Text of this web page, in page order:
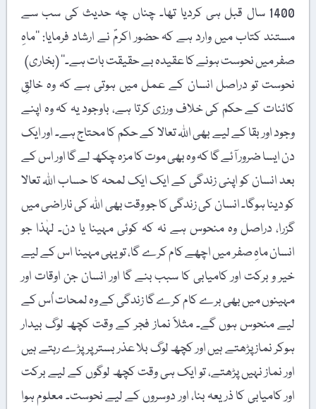
1400 سال قبل ہی کردیا تھا۔ چناں چہ حدیث کی سب سے
مستند کتاب میں وارد ہے کہ حضور اکرمؐ نے ارشاد فرمایا: ’’ماہِ
صفر میں نحوست ہونے کا عقیدہ بے حقیقت بات ہے۔‘‘ (بخاری)
نحوست تو دراصل انسان کے عمل میں ہوتی ہے کہ وہ خالقِ
کائنات کے حکم کی خلاف ورزی کرتا ہے، باوجود یہ کہ وہ اپنے
وجود اور بقا کے لیے بھی اللہ تعالا کے حکم کا محتاج ہے۔ اور ایک
دن ایسا ضرور آئے گا کہ وہ بھی موت کا مزہ چکھ لے گا اور اس کے
بعد انسان کو اپنی زندگی کے ایک ایک لمحہ کا حساب اللہ تعالا
کو دینا ہوگا۔ انسان کی زندگی کا جو وقت بھی اللہ کی ناراضی میں
گزرا، دراصل وہ منحوس ہے نہ کہ کوئی مہینا یا دن۔ لہٰذا جو
انسان ماہِ صفر میں اچھے کام کرے گا، تو یہی مہینا اس کے لیے
خیر و برکت اور کامیابی کا سبب بنے گا اور انسان جن اوقات اور
مہینوں میں بھی برے کام کرے گا زندگی کے وہ لمحات اُس کے
لیے منحوس ہوں گے۔ مثلاً نماز فجر کے وقت کچھ لوگ بیدار
ہوکر نماز پڑھتے ہیں اور کچھ لوگ بلا عذر بستر پر پڑے رہتے ہیں
اور نماز نہیں پڑھتے، تو ایک ہی وقت کچھ لوگوں کے لیے برکت
اور کامیابی کا ذریعہ بنا، اور دوسروں کے لیے نحوست۔ معلوم ہوا